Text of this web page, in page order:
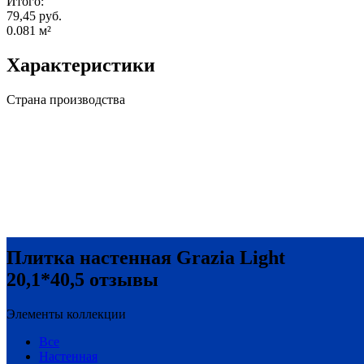
79,45 руб.
0.081 м²
Характеристики
Страна производства
Плитка настенная Grazia Light
20,1*40,5 отзывы
Элементы коллекции
Все
Настенная